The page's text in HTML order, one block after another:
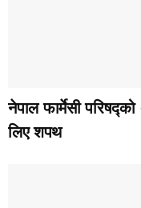
नेपाल फार्मेसी
लिए शपथ